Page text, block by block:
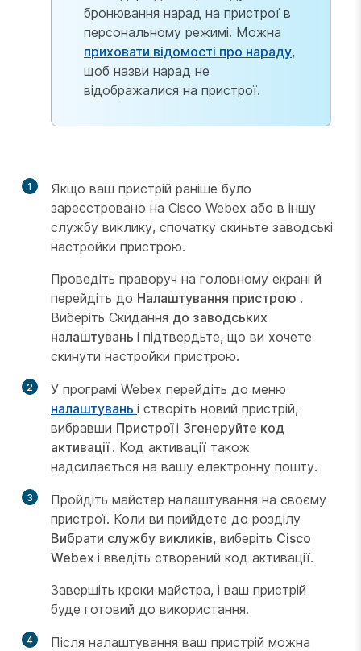
бронювання нарад на пристрої в
персональному режимі. Можна
приховати відомості про нараду,
щоб назви нарад не
відображалися на пристрої.
1
Якщо ваш пристрій раніше було
зареєстровано на Cisco Webex або в іншу
службу виклику, спочатку скиньте заводські
настройки пристрою.
Проведіть праворуч на головному екрані й
перейдіть до Налаштування пристрою .
Виберіть Скидання до заводських
налаштувань і підтвердьте, що ви хочете
скинути настройки пристрою.
2
У програмі Webex перейдіть до меню
налаштувань і створіть новий пристрій,
вибравши Пристроїі Згенеруйте код
активації . Код активації також
надсилається на вашу електронну пошту.
3
Пройдіть майстер налаштування на своєму
пристрої. Коли ви прийдете до розділу
Вибрати службу викликів, виберіть Cisco
Webex і введіть створений код активації.
Завершіть кроки майстра, і ваш пристрій
буде готовий до використання.
4
Після налаштування ваш пристрій можна